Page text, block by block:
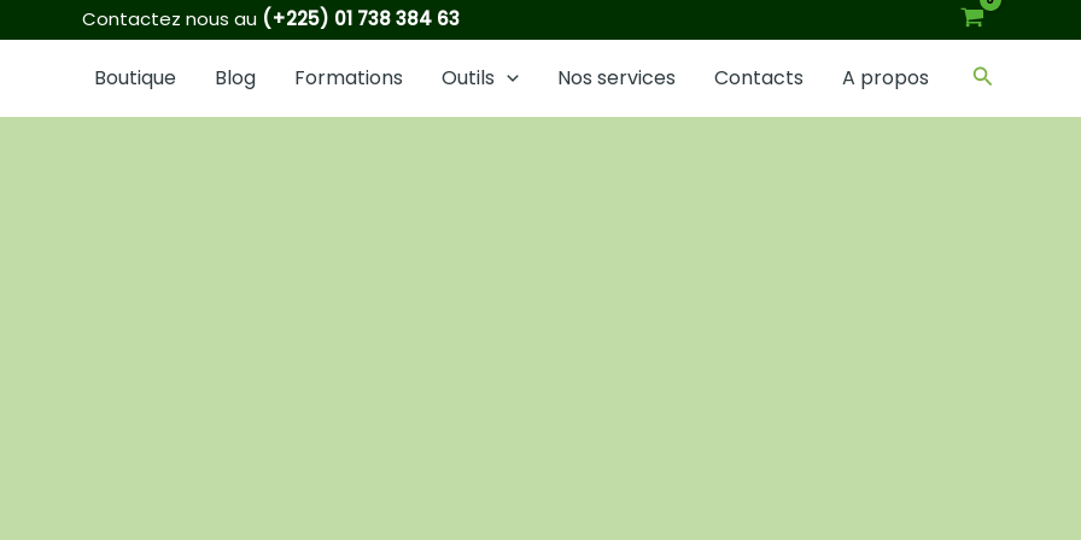
Contactez nous au (+225) 01 738 384 63
Boutique Blog Formations Outils Nos services Contacts A propos
8
produits
6
produits
2
produits
21
produits
6
produits
1
produit
5
produits
16
produits
3
produits